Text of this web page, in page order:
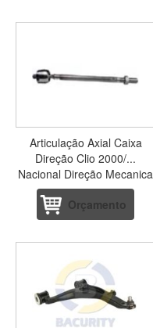
Articulação Axial Caixa
Direção Clio 2000/...
Nacional Direção Mecanica
Orçamento